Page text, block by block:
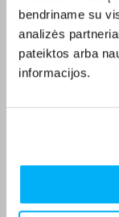
bendriname su
analizės
pateiktos arba
informacijos.
Palyginkite Avento
variantą internetu.